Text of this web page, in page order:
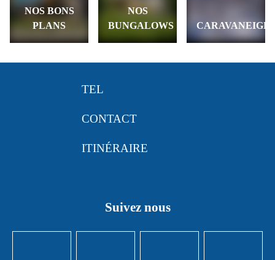
NOS BONS
PLANS
NOS
BUNGALOWS
CARAVANEIGE
Suivez nous
TEL
CONTACT
ITINÉRAIRE